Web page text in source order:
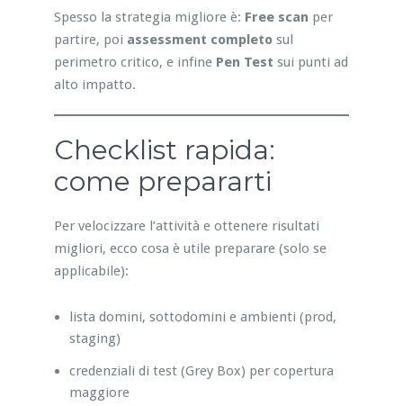
Spesso la strategia migliore è: Free scan per
partire, poi assessment completosul
perimetro critico, e infine Pen Test sui punti ad
alto impatto.
Checklist rapida:
come prepararti
Per velocizzare l’attività e ottenere risultati
migliori, ecco cosa è utile preparare (solo se
applicabile):
lista domini, sottodomini e ambienti (prod,
staging)
credenziali di test (Grey Box) per copertura
maggiore